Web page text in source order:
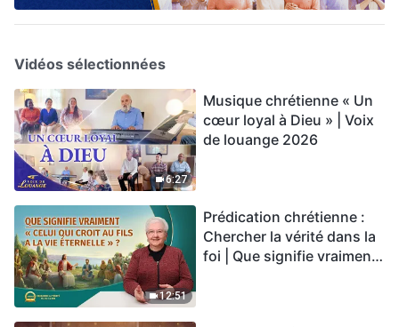
Vidéos sélectionnées
6:27
Musique chrétienne « Un
cœur loyal à Dieu » | Voix
de louange 2026
12:51
Prédication chrétienne :
Chercher la vérité dans la
foi | Que signifie vraiment